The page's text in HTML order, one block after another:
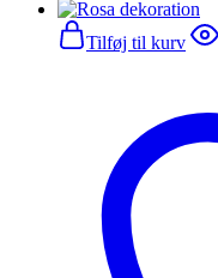
Tilføj til kurv